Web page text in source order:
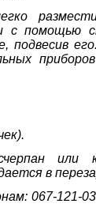
помощью
подвесив
или
в
067-121-